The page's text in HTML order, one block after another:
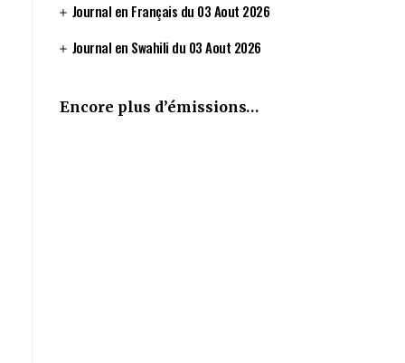
Journal en Français du 03 Aout 2026
Journal en Swahili du 03 Aout 2026
Encore plus d’émissions…